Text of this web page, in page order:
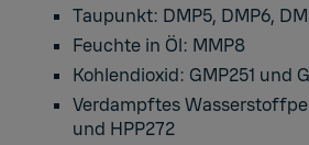
Taupunkt: DMP5, DMP6,
Feuchte in Öl: MMP8
Kohlendioxid: GMP251 und
Verdampftes
und HPP272